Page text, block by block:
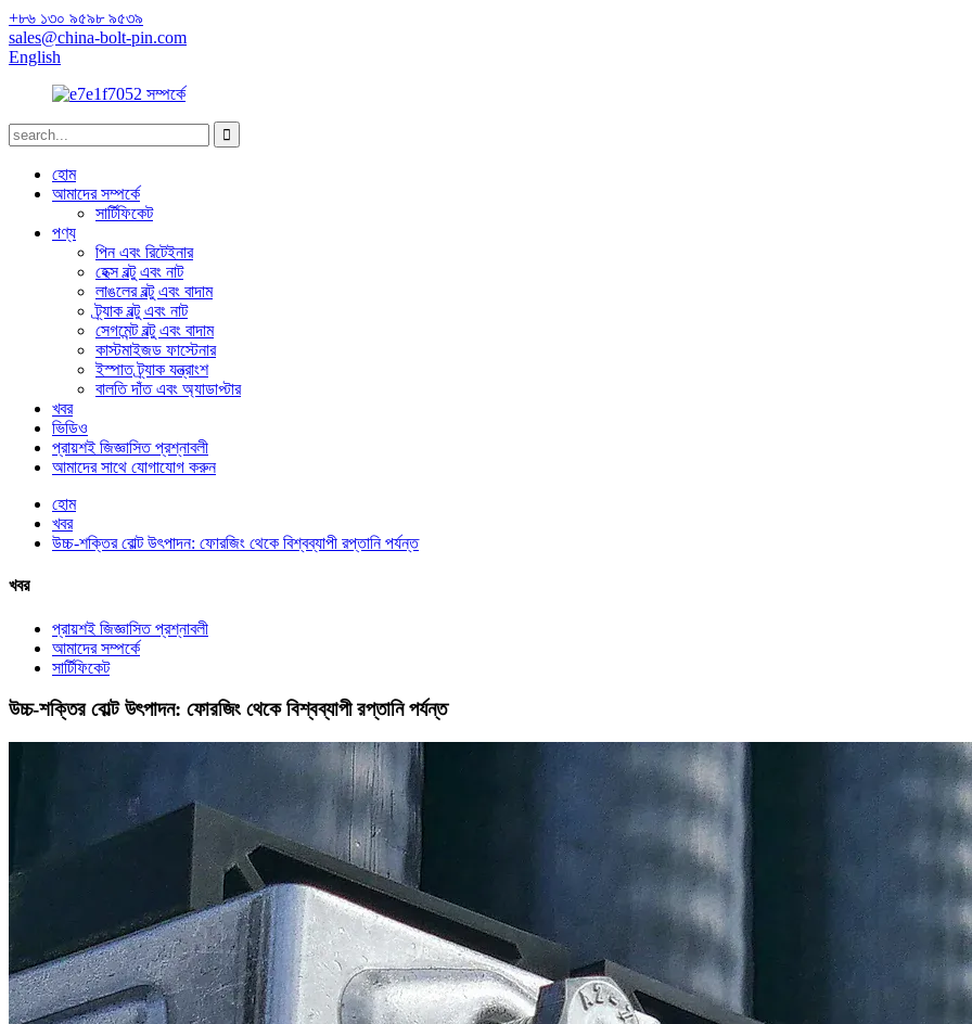
+৮৬ ১৩০ ৯৫৯৮ ৯৫৩৯
sales@china-bolt-pin.com
English
হোম
আমাদের সম্পর্কে
সার্টিফিকেট
পণ্য
পিন এবং রিটেইনার
হেক্স বল্টু এবং নাট
লাঙলের বল্টু এবং বাদাম
ট্র্যাক বল্টু এবং নাট
সেগমেন্ট বল্টু এবং বাদাম
কাস্টমাইজড ফাস্টেনার
ইস্পাত ট্র্যাক যন্ত্রাংশ
বালতি দাঁত এবং অ্যাডাপ্টার
খবর
ভিডিও
প্রায়শই জিজ্ঞাসিত প্রশ্নাবলী
আমাদের সাথে যোগাযোগ করুন
হোম
খবর
উচ্চ-শক্তির বোল্ট উৎপাদন: ফোরজিং থেকে বিশ্বব্যাপী রপ্তানি পর্যন্ত
খবর
প্রায়শই জিজ্ঞাসিত প্রশ্নাবলী
আমাদের সম্পর্কে
সার্টিফিকেট
উচ্চ-শক্তির বোল্ট উৎপাদন: ফোরজিং থেকে বিশ্বব্যাপী রপ্তানি পর্যন্ত